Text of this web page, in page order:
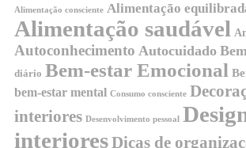
Alimentação consciente Alimentação
Alimentação saudável
Autoconhecimento Autocuidado
diário Bem-estar Emocional
bem-estar mental Consumo consciente
interiores Desenvolvimento pessoal
interioresDicas de